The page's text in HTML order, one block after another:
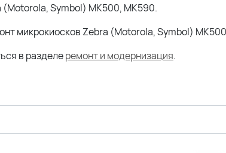
Symbol) MK500, MK590.
микрокиосков Zebra (Motorola, Symbol)
в разделеремонт и модернизация.